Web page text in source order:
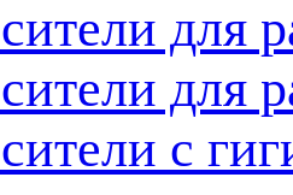
для
для
с